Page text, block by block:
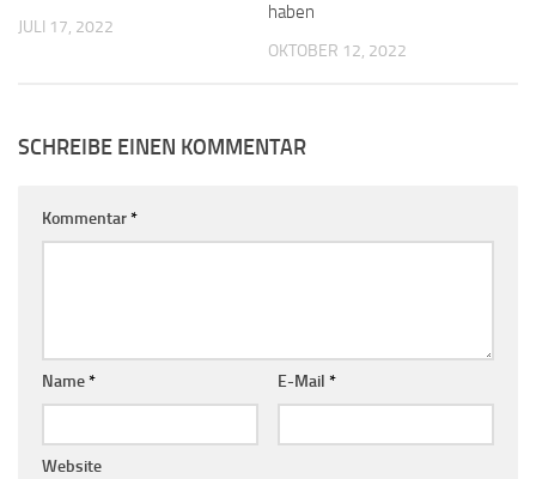
JULI 17, 2022
haben
OKTOBER 12, 2022
SCHREIBE EINEN KOMMENTAR
Kommentar*
Name* E-Mail *
Website